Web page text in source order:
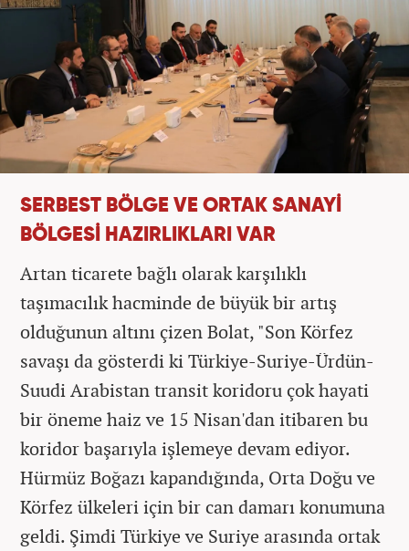
SERBEST BÖLGE VE ORTAK SANAYİ
BÖLGESİ HAZIRLIKLARI VAR
Artan ticarete bağlı olarak karşılıklı
taşımacılık hacminde de büyük bir artış
olduğunun altını çizen Bolat, "Son Körfez
savaşı da gösterdi ki Türkiye-Suriye-Ürdün-
Suudi Arabistan transit koridoru çok hayati
bir öneme haiz ve 15 Nisan'dan itibaren bu
koridor başarıyla işlemeye devam ediyor.
Hürmüz Boğazı kapandığında, Orta Doğu ve
Körfez ülkeleri için bir can damarı konumuna
geldi. Şimdi Türkiye ve Suriye arasında ortak